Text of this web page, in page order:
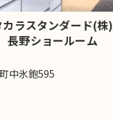
カラスタンダード(株)
長野ショールーム
中氷鉋595